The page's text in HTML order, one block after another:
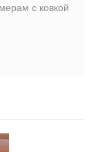
с ковкой